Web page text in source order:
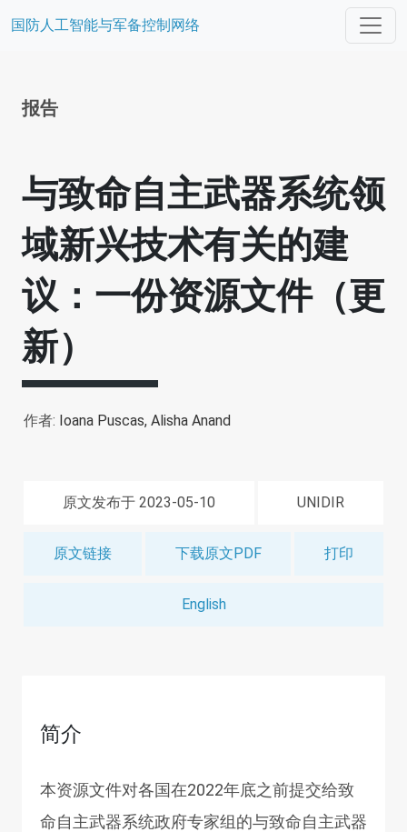
国防人工智能与军备控制网络
报告
与致命自主武器系统领
域新兴技术有关的建
议：一份资源文件（更
新）
作者: Ioana Puscas, Alisha Anand
原文发布于 2023-05-10 UNIDIR
原文链接 下载原文PDF 打印
English
简介
本资源文件对各国在2022年底之前提交给致
命自主武器系统政府专家组的与致命自主武器